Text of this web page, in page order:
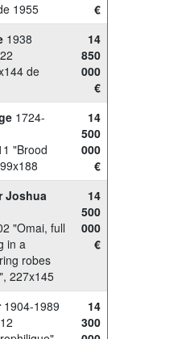
1955
€
1938
de
14
850
000
€
1724-
"Brood
14
500
000
€
Joshua
"Omai, full
in a
robes
227x145
14
500
000
€
1904-1989
14
300